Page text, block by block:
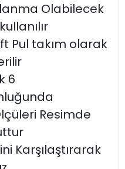
Olabilecek
Pul takım olarak
6
Resimde
Karşılaştırarak